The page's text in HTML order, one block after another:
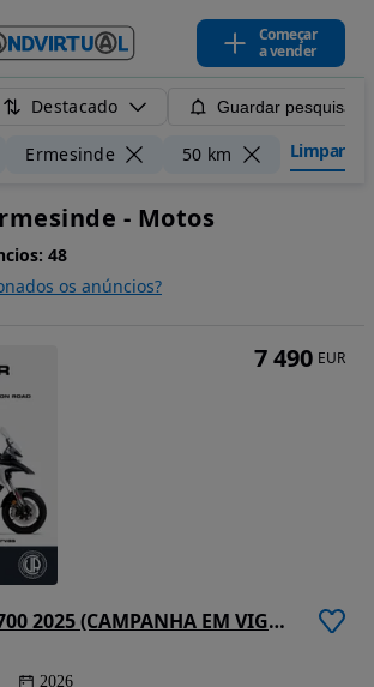
Começar
a vender
Destacado Guardar pesquisa
Ermesinde 50 km Limpar
- Motos
48
os anúncios?
QJ Motor SRT 700 2025 (CAMPANHA EM VIGOR)
2026
7 490 EUR